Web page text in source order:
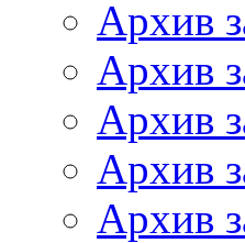
Архив
Архив
Архив
Архив
Архив